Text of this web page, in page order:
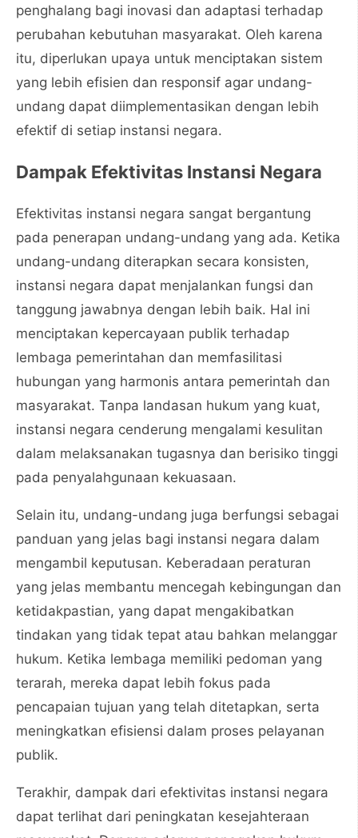
penghalang bagi inovasi dan adaptasi terhadap
perubahan kebutuhan masyarakat. Oleh karena
itu, diperlukan upaya untuk menciptakan sistem
yang lebih efisien dan responsif agar undang-
undang dapat diimplementasikan dengan lebih
efektif di setiap instansi negara.
Dampak Efektivitas Instansi Negara
Efektivitas instansi negara sangat bergantung
pada penerapan undang-undang yang ada. Ketika
undang-undang diterapkan secara konsisten,
instansi negara dapat menjalankan fungsi dan
tanggung jawabnya dengan lebih baik. Hal ini
menciptakan kepercayaan publik terhadap
lembaga pemerintahan dan memfasilitasi
hubungan yang harmonis antara pemerintah dan
masyarakat. Tanpa landasan hukum yang kuat,
instansi negara cenderung mengalami kesulitan
dalam melaksanakan tugasnya dan berisiko tinggi
pada penyalahgunaan kekuasaan.
Selain itu, undang-undang juga berfungsi sebagai
panduan yang jelas bagi instansi negara dalam
mengambil keputusan. Keberadaan peraturan
yang jelas membantu mencegah kebingungan dan
ketidakpastian, yang dapat mengakibatkan
tindakan yang tidak tepat atau bahkan melanggar
hukum. Ketika lembaga memiliki pedoman yang
terarah, mereka dapat lebih fokus pada
pencapaian tujuan yang telah ditetapkan, serta
meningkatkan efisiensi dalam proses pelayanan
publik.
Terakhir, dampak dari efektivitas instansi negara
dapat terlihat dari peningkatan kesejahteraan